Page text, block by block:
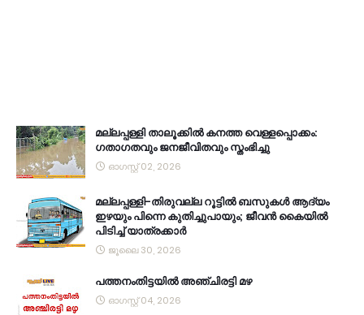
മല്ലപ്പള്ളി താലൂക്കിൽ കനത്ത വെള്ളപ്പൊക്കം:
ഗതാഗതവും ജനജീവിതവും സ്തംഭിച്ചു
ഓഗസ്റ്റ് 02, 2026
മല്ലപ്പള്ളി-തിരുവല്ല റൂട്ടിൽ ബസുകൾ ആദ്യം
ഇഴയും പിന്നെ കുതിച്ചുപായും; ജീവൻ കൈയിൽ
പിടിച്ച് യാത്രക്കാർ
ജൂലൈ 30, 2026
പത്തനംതിട്ടയിൽ അഞ്ചിരട്ടി മഴ
ഓഗസ്റ്റ് 04, 2026